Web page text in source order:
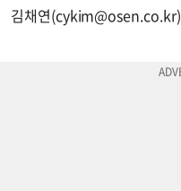
김채연(cykim@osen.co.kr)